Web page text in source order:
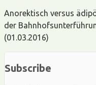
Anorektisch versus
der
(01.03.2016)
Subscribe